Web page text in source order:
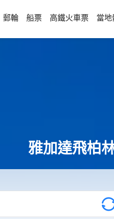
郵輪 船票 高鐵火車票 當
雅加達飛柏